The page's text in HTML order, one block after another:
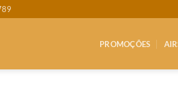
PROMOÇÕES